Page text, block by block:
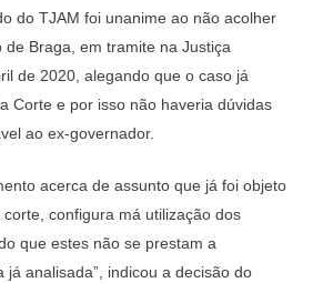
do TJAM foi unanime ao não acolher
Braga, em tramite na Justiça
de 2020, alegando que o caso já
Corte e por isso não haveria dúvidas
ao ex-governador.
acerca de assunto que já foi objeto
configura má utilização dos
que estes não se prestam a
já analisada”, indicou a decisão do